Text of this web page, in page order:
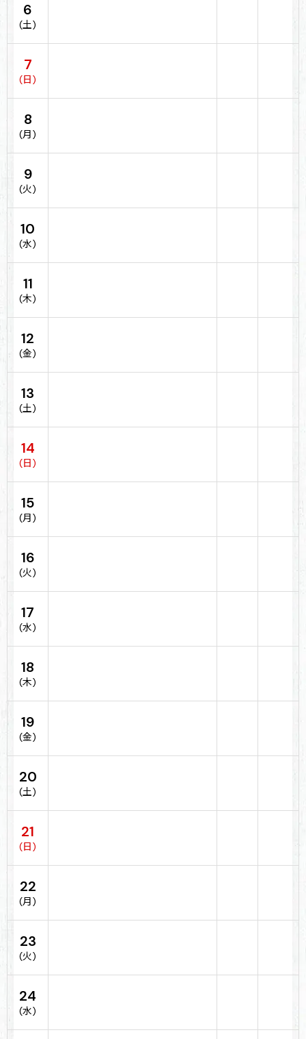
6
(土)
7
(日)
8
(月)
9
(火)
10
(水)
11
(木)
12
(金)
13
(土)
14
(日)
15
(月)
16
(火)
17
(水)
18
(木)
19
(金)
20
(土)
21
(日)
22
(月)
23
(火)
24
(水)